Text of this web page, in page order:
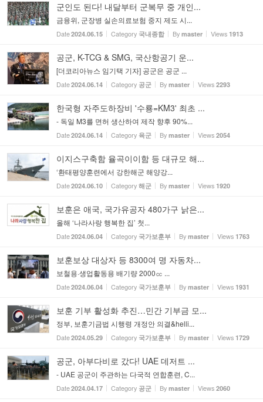
군인도 된다! 내달부터 군복무 중 개인...
금융위, 군장병 실손의료보험 중지 제도 시...
Date2024.06.15 Category 국내종합 By master Views 1913
공군, K-TCG & SMG, 국산항공기 운...
[더코리아뉴스 임기택 기자] 공군은 공군 ...
Date2024.06.14 Category 공군 By master Views 2293
한국형 자주도하장비 '수룡=KM3' 최초 ...
- 독일 M3를 면허 생산하여 제작 향후 90%...
Date2024.06.14 Category 육군 By master Views 2054
이지스구축함 율곡이이함 등 대규모 해...
‘환태평양훈련에서 강한해군 해양강...
Date2024.06.10 Category 해군 By master Views 1920
보훈은 애국, 국가유공자 480가구 낡은...
올해 ‘나라사랑 행복한 집’ 첫...
Date2024.06.04 Category 국가보훈부 By master Views 1763
보훈보상 대상자 등 8300여 명 자동차...
보철용·생업활동용 배기량 2000㏄ ...
Date2024.06.04 Category 국가보훈부 By master Views 1931
보훈 기부 활성화 추진…민간 기부금 모...
정부, 보훈기금법 시행령 개정안 의결&helli...
Date2024.05.29 Category 국가보훈부 By master Views 1729
공군, 아부다비로 갔다! UAE 데저트 ...
- UAE 공군이 주관하는 다국적 연합훈련, C...
Date2024.04.17 Category 공군 By master Views 2060